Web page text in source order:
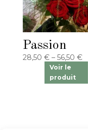
Passion
28,50 €– 56,50 €